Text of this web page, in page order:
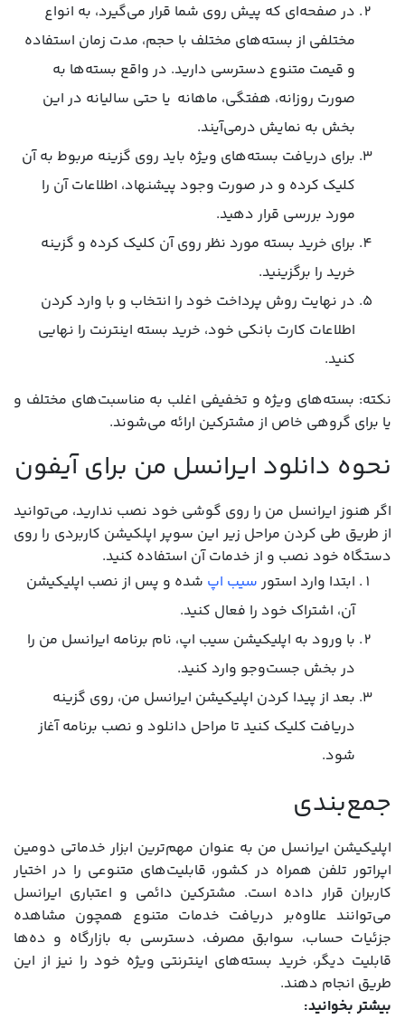
در صفحه‌ای که پیش روی شما قرار می‌گیرد، به انواع
مختلفی از بسته‌های مختلف با حجم، مدت زمان استفاده
و قیمت متنوع دسترسی دارید. در واقع بسته‌ها به
صورت روزانه، هفتگی، ماهانه یا حتی سالیانه در این
بخش به نمایش درمی‌آیند.
برای دریافت بسته‌های ویژه باید روی گزینه مربوط به آن
کلیک کرده و در صورت وجود پیشنهاد، اطلاعات آن را
مورد بررسی قرار دهید.
برای خرید بسته مورد نظر روی آن کلیک کرده و گزینه
خرید را برگزینید.
در نهایت روش پرداخت خود را انتخاب و با وارد کردن
اطلاعات کارت بانکی خود، خرید بسته اینترنت را نهایی
کنید.
نکته: بسته‌های ویژه و تخفیفی اغلب به مناسبت‌های مختلف و
یا برای گروهی خاص از مشترکین ارائه می‌شوند.
نحوه دانلود ایرانسل من برای آیفون
اگر هنوز ایرانسل من را روی گوشی خود نصب ندارید، می‌توانید
از طریق طی کردن مراحل زیر این سوپر اپلکیشن کاربردی را روی
دستگاه خود نصب و از خدمات آن استفاده کنید.
ابتدا وارد استور سیب اپ شده و پس از نصب اپلیکیشن
آن، اشتراک خود را فعال کنید.
با ورود به اپلیکیشن سیب اپ، نام برنامه ایرانسل من را
در بخش جست‌وجو وارد کنید.
بعد از پیدا کردن اپلیکیشن ایرانسل من، روی گزینه
دریافت کلیک کنید تا مراحل دانلود و نصب برنامه آغاز
شود.
جمع‌بندی
اپلیکیشن ایرانسل من به عنوان مهم‌ترین ابزار خدماتی دومین
اپراتور تلفن همراه در کشور، قابلیت‌های متنوعی را در اختیار
کاربران قرار داده است. مشترکین دائمی و اعتباری ایرانسل
می‌توانند علاوه‌بر دریافت خدمات متنوع همچون مشاهده
جزئیات حساب، سوابق مصرف، دسترسی به بازارگاه و ده‌ها
قابلیت دیگر، خرید بسته‌های اینترنتی ویژه خود را نیز از این
طریق انجام دهند.
بیشتر بخوانید: